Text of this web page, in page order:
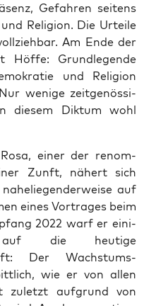
Gefah­ren sei­tens
Reli­gi­on. Die Urtei­le
Am Ende der
Höf­fe: Grund­le­gen­de
und Reli­gi­on
weni­ge zeit­ge­nös­si­
die­sem Dik­tum wohl
einer der renom­
Zunft, nähert sich
auf
eines Vor­tra­ges beim
2022 warf er eini­
auf die heu­ti­ge
Der Wachs­tums­
wie er von allen
zuletzt auf­grund von